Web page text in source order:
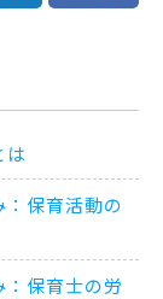
は
保育活動の
保育士の労